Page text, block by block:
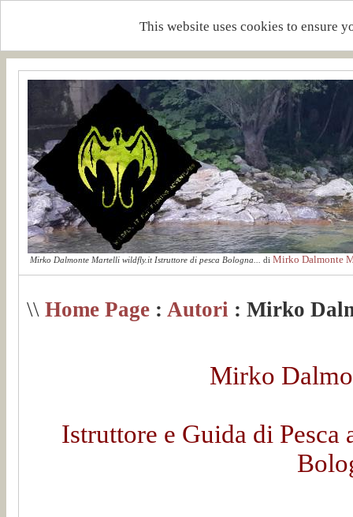
This website uses cookies to ensure
Mirko Dalmonte Martelli wildfly.it Istruttore di pesca Bologna... di Mirko Dalmonte
\\ Home Page : Autori : Mirko
Mirko
Istruttore e Guida di Pesca